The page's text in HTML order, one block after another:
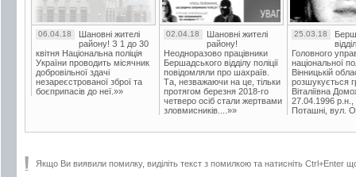
06.04.18
Шановні жителі
району! З 1 до 30
квітня Національна поліція
України проводить місячник
добровільної здачі
незареєстрованої зброї та
боєприпасів до неї.»»
02.04.18
Шановні жителі
району!
Неодноразово працівники
Бершадського відділу поліції
повідомляли про шахраїв.
Та, незважаючи на це, тільки
протягом березня 2018-го
четверо осіб стали жертвами
зловмисників....»»
25.03.18
Головного
національної
Вінницькій
розшукується
Віталіївна
27.04.1996 р.н.,
Поташні, вул.
Якщо Ви виявили помилку, виділіть текст з помилкою та натисніть Ctrl+Enter